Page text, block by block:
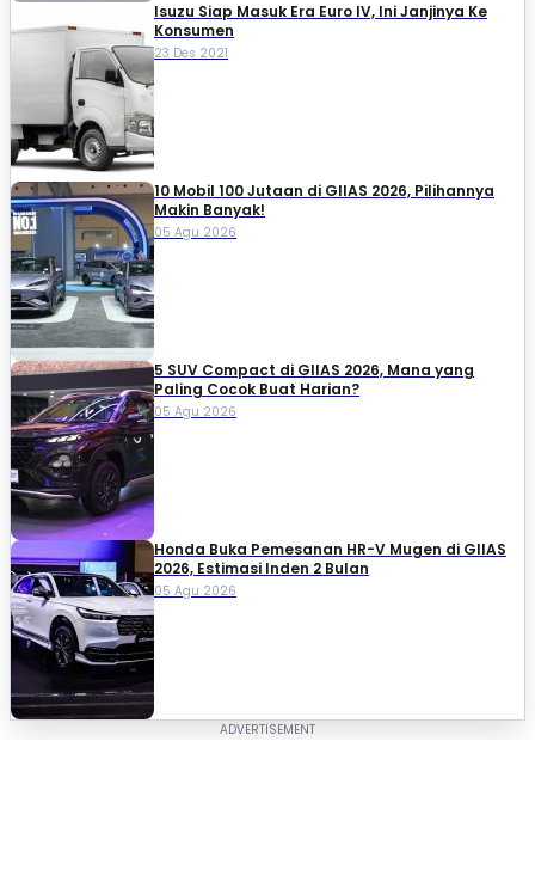
Isuzu Siap Masuk Era Euro IV, Ini Janjinya Ke
Konsumen
23 Des 2021
10 Mobil 100 Jutaan di GIIAS 2026, Pilihannya
Makin Banyak!
05 Agu 2026
5 SUV Compact di GIIAS 2026, Mana yang
Paling Cocok Buat Harian?
05 Agu 2026
Honda Buka Pemesanan HR-V Mugen di GIIAS
2026, Estimasi Inden 2 Bulan
05 Agu 2026